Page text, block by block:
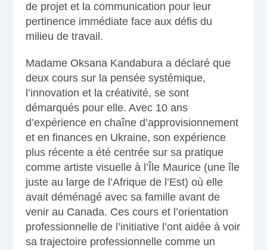
de projet et la communication pour leur
pertinence immédiate face aux défis du
milieu de travail.
Madame Oksana Kandabura a déclaré que
deux cours sur la pensée systémique,
l’innovation et la créativité, se sont
démarqués pour elle. Avec 10 ans
d’expérience en chaîne d’approvisionnement
et en finances en Ukraine, son expérience
plus récente a été centrée sur sa pratique
comme artiste visuelle à l’Île Maurice (une île
juste au large de l’Afrique de l’Est) où elle
avait déménagé avec sa famille avant de
venir au Canada. Ces cours et l’orientation
professionnelle de l’initiative l’ont aidée à voir
sa trajectoire professionnelle comme un